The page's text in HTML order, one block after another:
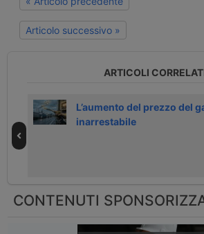
Articolo successivo »
ARTICOLI
L’aumento del prezzo del
inarrestabile
CONTENUTI